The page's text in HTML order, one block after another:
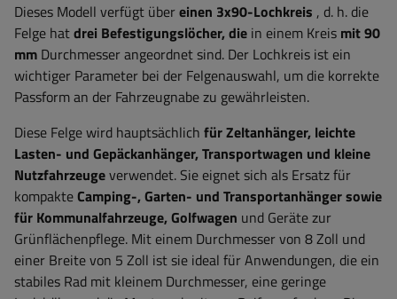
Dieses Modell verfügt übereinen 3x90-Lochkreis , d. h. die
Felge hatdrei Befestigungslöcher, die in einem Kreis mit 90
mm Durchmesser angeordnet sind. Der Lochkreis ist ein
wichtiger Parameter bei der Felgenauswahl, um die korrekte
Passform an der Fahrzeugnabe zu gewährleisten.
Diese Felge wird hauptsächlich für Zeltanhänger, leichte
Lasten- und Gepäckanhänger, Transportwagen und kleine
Nutzfahrzeugeverwendet. Sie eignet sich als Ersatz für
kompakteCamping-, Garten- und Transportanhänger sowie
für Kommunalfahrzeuge, Golfwagen und Geräte zur
Grünflächenpflege. Mit einem Durchmesser von 8 Zoll und
einer Breite von 5 Zoll ist sie ideal für Anwendungen, die ein
stabiles Rad mit kleinem Durchmesser, eine geringe